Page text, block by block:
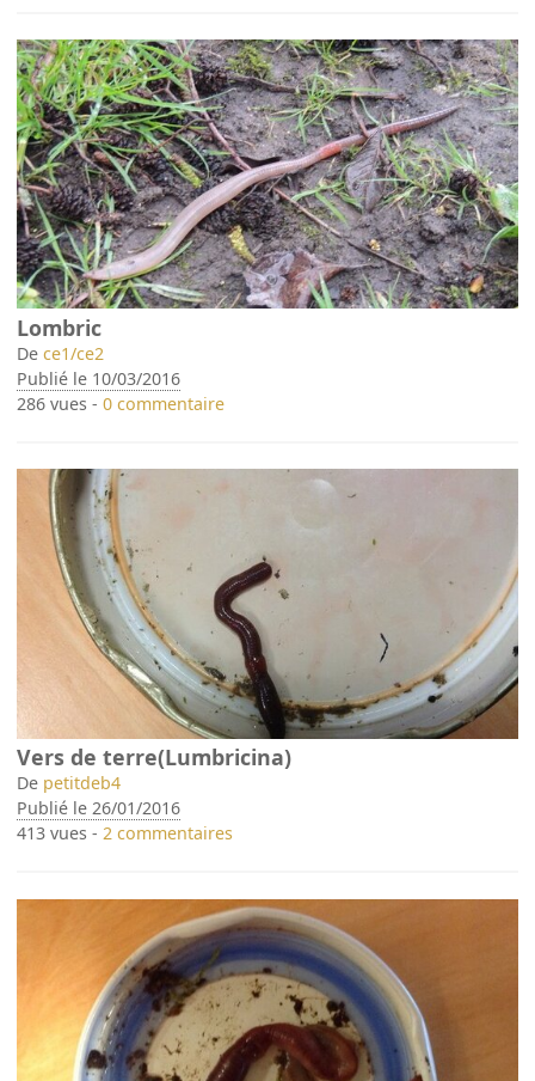
Lombric
Dece1/ce2
Publié le 10/03/2016
286 vues -0 commentaire
Vers de terre(Lumbricina)
De petitdeb4
Publié le 26/01/2016
413 vues -2 commentaires